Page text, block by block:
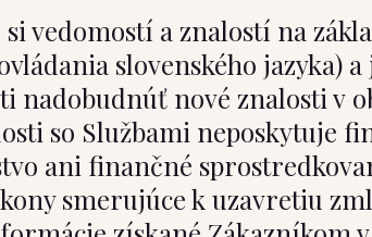
vedomostí a znalostí na
slovenského
nadobudnúť nové znalosti v
so Službami neposkytuje
ani finančné
smerujúce k uzavretiu